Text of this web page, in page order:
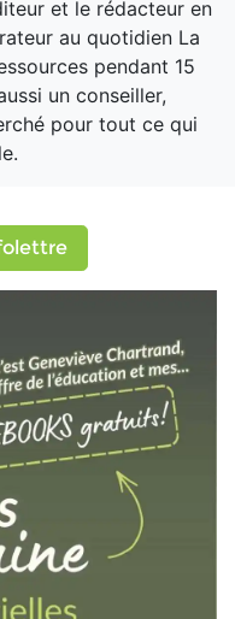
et le rédacteur en
au quotidien La
pendant 15
un conseiller,
pour tout ce qui